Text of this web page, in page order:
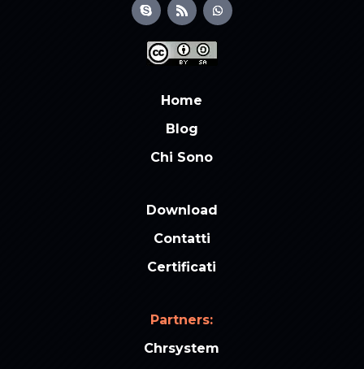
Home
Blog
Chi Sono
Download
Contatti
Certificati
Partners:
Chrsystem